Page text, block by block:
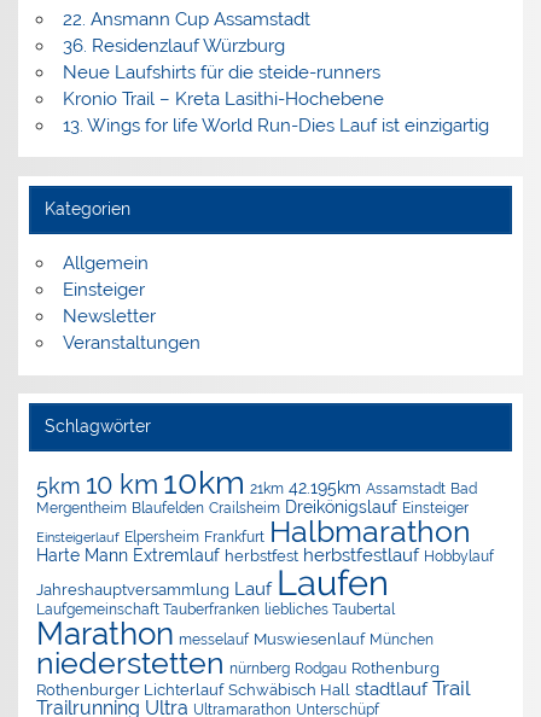
22. Ansmann Cup Assamstadt
36. Residenzlauf Würzburg
Neue Laufshirts für die steide-runners
Kronio Trail – Kreta Lasithi-Hochebene
13. Wings for life World Run-Dies Lauf ist einzigartig
Kategorien
Allgemein
Einsteiger
Newsletter
Veranstaltungen
Schlagwörter
5km 10 km 10km 21km 42.195km Assamstadt Bad
Mergentheim Blaufelden Crailsheim Dreikönigslauf Einsteiger
Einsteigerlauf Elpersheim Frankfurt Halbmarathon
Harte Mann Extremlauf herbstfest herbstfestlauf Hobbylauf
Jahreshauptversammlung Lauf Laufen
Laufgemeinschaft Tauberfranken liebliches Taubertal
Marathon messelauf Muswiesenlauf München
niederstetten nürnberg Rodgau Rothenburg
Rothenburger Lichterlauf Schwäbisch Hall stadtlauf Trail
Trailrunning Ultra Ultramarathon Unterschüpf